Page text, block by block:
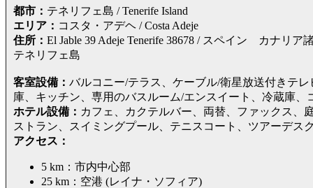
都市： テネリフェ島 / Tenerife Island
エリア： コスタ・アデヘ / Costa Adeje
住所： El Jable 39 Adeje Tenerife 38678 / スペイン カナ
テネリフェ島
客室設備： バルコニー/テラス、ケーブル/衛星放送付きテ
庫、キッチン、専用のバスルーム/エンスイート、冷蔵庫、
ホテル設備： カフェ、カクテルバー、両替、ファックス、
ストラン、スイミングプール、テニスコート、ツアーデス
アクセス：
5 km：市内中心部
25 km：空港 (レイナ・ソフィア)